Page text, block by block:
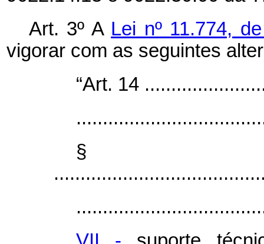
Art. 3º A Lei nº 11.774,
vigorar com as seguintes
“Art. 14
§